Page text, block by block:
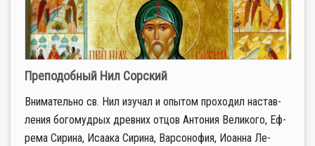
Преподобный Нил Сорский
Вни­ма­тель­но св. Нил изу­чал и опы­том про­хо­дил на­став­
ле­ния бо­го­муд­рых древ­них от­цов Ан­то­ния Ве­ли­ко­го, Еф­
ре­ма Си­ри­на, Иса­а­ка Си­ри­на, Вар­со­но­фия, Иоан­на Ле­